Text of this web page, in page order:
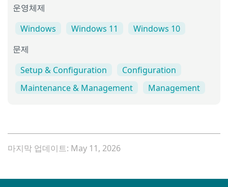
운영체제
Windows Windows 11 Windows 10
문제
Setup & Configuration
Configuration
Maintenance & Management
Management
마지막 업데이트: May 11, 2026